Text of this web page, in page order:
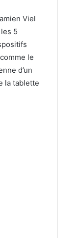
Viel
5
le
d’un
la tablette